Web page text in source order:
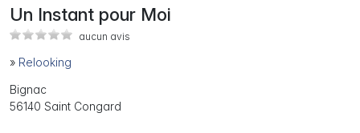
Un Instant pour Moi
aucun avis
» Relooking
Bignac
56140 Saint Congard